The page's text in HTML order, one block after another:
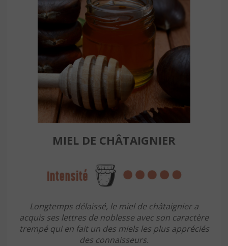
MIEL DE CHÂTAIGNIER
Longtemps délaissé, le miel de châtaignier a
acquis ses lettres de noblesse avec son caractère
trempé qui en fait un des miels les plus appréciés
des connaisseurs.